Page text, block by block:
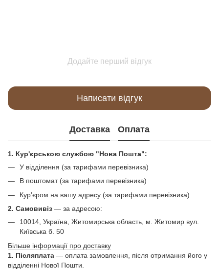
Додайте перший відгук
Написати відгук
Доставка Оплата
1. Кур'єрською службою "Нова Пошта":
У відділення (за тарифами перевізника)
В поштомат (за тарифами перевізника)
Кур’єром на вашу адресу (за тарифами перевізника)
2. Самовивіз — за адресою:
10014, Україна, Житомирська область, м. Житомир вул.
Київська б. 50
Більше інформації про доставку
1. Післяплата — оплата замовлення, після отримання його у
відділенні Нової Пошти.